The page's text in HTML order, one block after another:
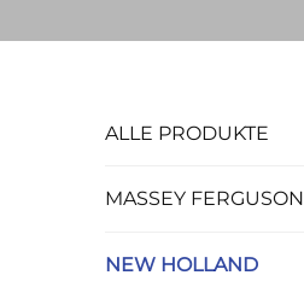
ALLE PRODUKTE
MASSEY FERGUSON
NEW HOLLAND